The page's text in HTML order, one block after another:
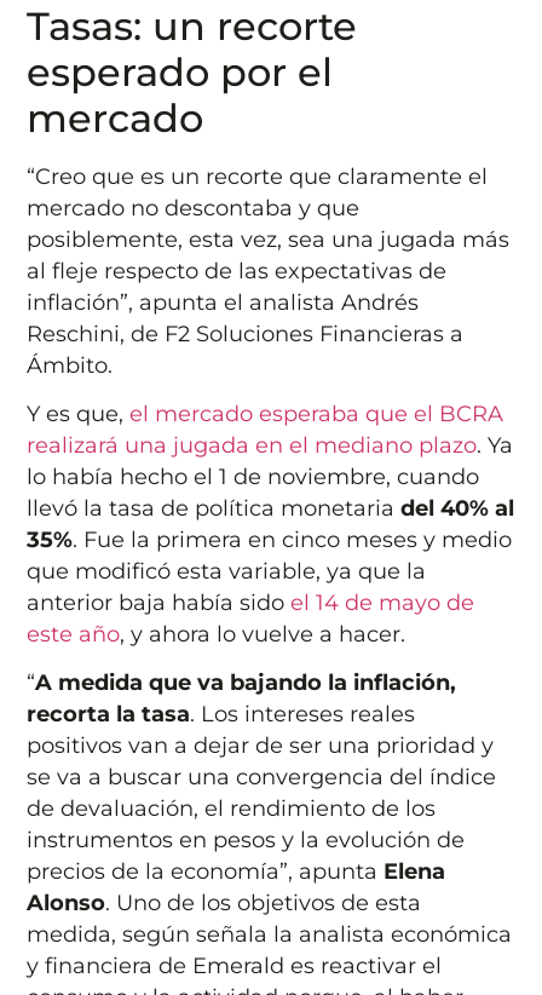
Tasas: un recorte
esperado por el
mercado
“Creo que es un recorte que claramente el
mercado no descontaba y que
posiblemente, esta vez, sea una jugada más
al fleje respecto de las expectativas de
inflación”, apunta el analista Andrés
Reschini, de F2 Soluciones Financieras a
Ámbito.
Y es que,el mercado esperaba que el BCRA
realizará una jugada en el mediano plazo. Ya
lo había hecho el 1 de noviembre, cuando
llevó la tasa de política monetariadel 40% al
35%. Fue la primera en cinco meses y medio
que modificó esta variable, ya que la
anterior baja había sidoel 14 de mayo de
este año, y ahora lo vuelve a hacer.
“A medida que va bajando la inflación,
recorta la tasa. Los intereses reales
positivos van a dejar de ser una prioridad y
se va a buscar una convergencia del índice
de devaluación, el rendimiento de los
instrumentos en pesos y la evolución de
precios de la economía”, apunta Elena
Alonso. Uno de los objetivos de esta
medida, según señala la analista económica
y financiera de Emerald es reactivar el